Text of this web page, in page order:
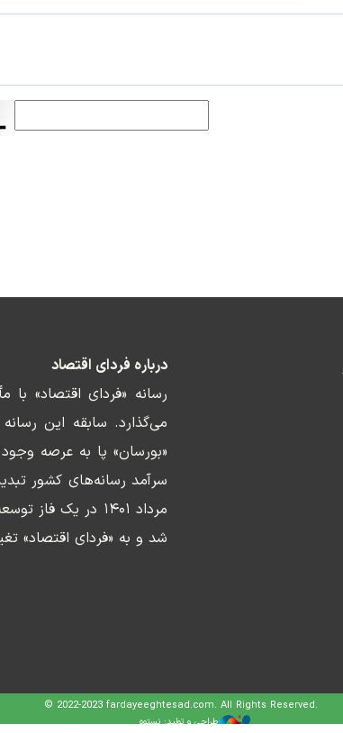
درباره فردای اقتصاد
رسانه «فردای اقتصاد»
«بورسان» پا به عرصه
سرآمد رسانه‌های کشور
مرداد ۱۴۰۱ در یک
شد و به «فردای اقتصاد»
© 2022-2023 fardayeeghtesad.com. All Rights Reserved.
طراحی و تولید: نستوه